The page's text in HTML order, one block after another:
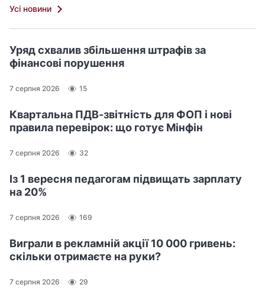
Усі новини
Уряд схвалив збільшення штрафів за
фінансові порушення
7 серпня 2026 15
Квартальна ПДВ-звітність для ФОП і нові
правила перевірок: що готує Мінфін
7 серпня 2026 32
Із 1 вересня педагогам підвищать зарплату
на 20%
7 серпня 2026 169
Виграли в рекламній акції 10 000 гривень:
скільки отримаєте на руки?
7 серпня 2026 29